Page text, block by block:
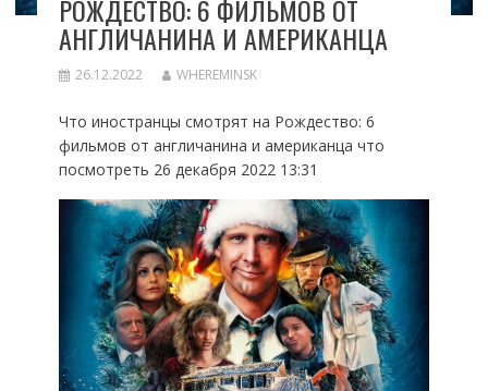
РОЖДЕСТВО: 6 ФИЛЬМОВ ОТ
АНГЛИЧАНИНА И АМЕРИКАНЦА
26.12.2022 WHEREMINSK
Что иностранцы смотрят на Рождество: 6
фильмов от англичанина и американца что
посмотреть 26 декабря 2022 13:31